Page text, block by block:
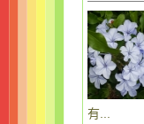
有...